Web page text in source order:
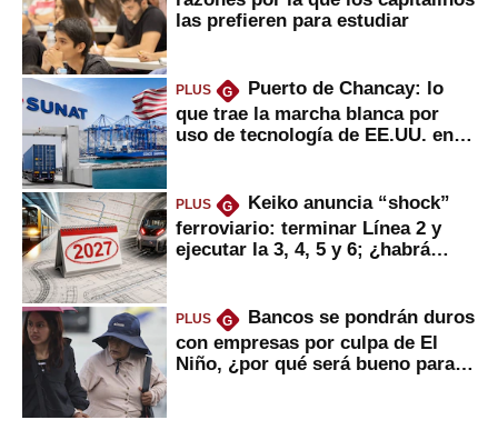
las prefieren para estudiar
PLUS G
Puerto de Chancay: lo
que trae la marcha blanca por
uso de tecnología de EE.UU. en
PLUS G
Keiko anuncia “shock”
ferroviario: terminar Línea 2 y
ejecutar la 3, 4, 5 y 6; ¿habrá
PLUS G
Bancos se pondrán duros
con empresas por culpa de El
Niño, ¿por qué será bueno para